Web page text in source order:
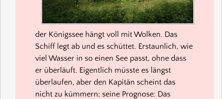
der Königssee hängt voll mit Wolken. Das
Schiff legt ab und es schüttet. Erstaunlich, wie
viel Wasser in so einen See passt, ohne dass
er überläuft. Eigentlich müsste es längst
überlaufen, aber den Kapitän scheint das
nicht zu kümmern; seine Prognose: Das